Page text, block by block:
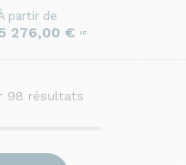
partir de
276,00 € HT
98 résultats